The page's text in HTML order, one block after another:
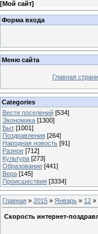
[Мой сайт]
Форма входа
Меню сайта
Главная
Categories
Вести поселений [534]
Экономика [1300]
Быт [1001]
Поздравления [264]
Народная новость [91]
Разное [712]
Культура [273]
Образование [441]
Вера [145]
Происшествия [3334]
Главная » 2015 » Январь » 12 »
Скорость интернет-